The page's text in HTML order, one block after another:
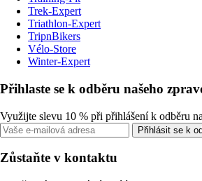
Trek-Expert
Triathlon-Expert
TripnBikers
Vélo-Store
Winter-Expert
Přihlaste se k odběru našeho
Využijte slevu 10 % při přihlášení k odběru
Přihlásit se k
Zůstaňte v kontaktu